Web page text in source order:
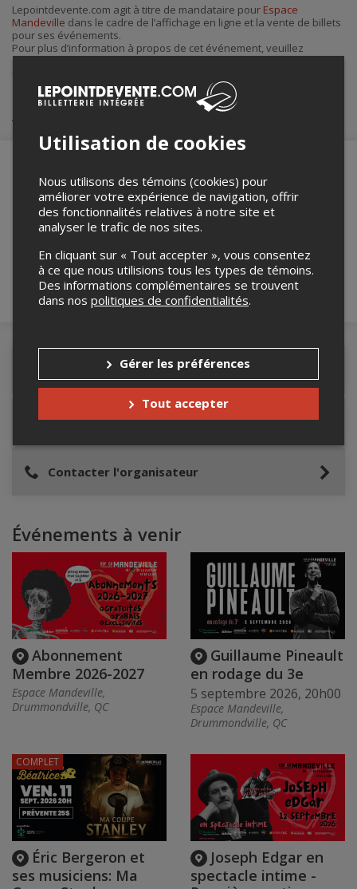
courriel
Lepointdevente.com agit à titre de mandataire pour Espace
Mandeville dans le cadre de l’affichage en ligne et la vente de billets
pour ses événements.
Pour plus d’information à propos de cet événement, veuillez
contacter l’organisateur de l’événement,Espace Mandeville, à
Achat de billets
Merci de confirmer que vous n'êtes pas un
robot ci-bas.
Détails de l'événement
Lieu de l'événement
Contacter l'organisateur
Événements à venir
Abonnement
Membre 2026-2027
Espace Mandeville,
Drummondville, QC
Guillaume Pineault
en rodage du 3e
5 septembre 2026, 20h00
Espace Mandeville,
Drummondville, QC
Éric Bergeron et
ses musiciens: Ma
COMPLET
Joseph Edgar en
spectacle intime -
Utilisation de cookies
Nous utilisons des témoins (cookies) pour
améliorer votre expérience de navigation, offrir
des fonctionnalités relatives à notre site et
analyser le trafic de nos sites.
En cliquant sur « Tout accepter », vous consentez
à ce que nous utilisions tous les types de témoins.
Des informations complémentaires se trouvent
dans nos politiques de confidentialités.
Gérer les préférences
Tout accepter